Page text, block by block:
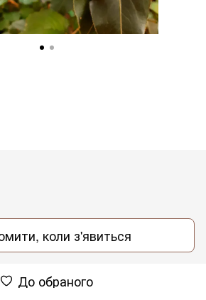
коли з'явиться
До обраного